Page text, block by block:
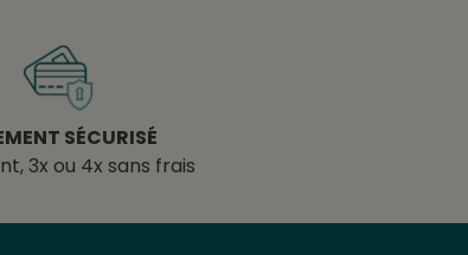
SÉCURISÉ
3x ou 4x sans frais